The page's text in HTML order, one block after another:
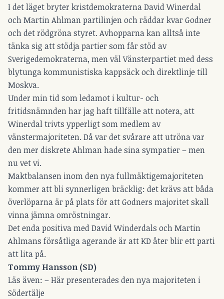
I det läget bryter kristdemokraterna David Winerdal
och Martin Ahlman partilinjen och räddar kvar Godner
och det rödgröna styret. Avhopparna kan alltså inte
tänka sig att stödja partier som får stöd av
Sverigedemokraterna, men väl Vänsterpartiet med dess
blytunga kommunistiska kappsäck och direktlinje till
Moskva.
Under min tid som ledamot i kultur- och
fritidsnämnden har jag haft tillfälle att notera, att
Winerdal trivts ypperligt som medlem av
vänstermajoriteten. Då var det svårare att utröna var
den mer diskrete Ahlman hade sina sympatier – men
nu vet vi.
Maktbalansen inom den nya fullmäktigemajoriteten
kommer att bli synnerligen bräcklig: det krävs att båda
överlöparna är på plats för att Godners majoritet skall
vinna jämna omröstningar.
Det enda positiva med David Winderdals och Martin
Ahlmans försåtliga agerande är att KD åter blir ett parti
att lita på.
Tommy Hansson (SD)
Läs även: –Här presenterades den nya majoriteten i
Södertälje